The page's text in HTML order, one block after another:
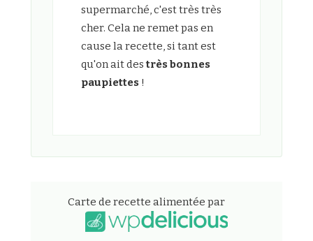
supermarché, c'est très très
cher. Cela ne remet pas en
cause la recette, si tant est
qu'on ait destrès bonnes
paupiettes !
Carte de recette alimentée par